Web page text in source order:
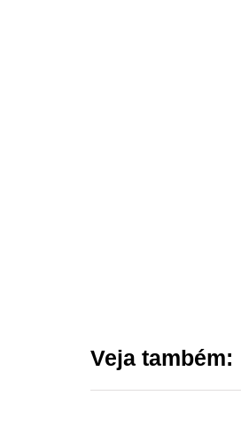
Veja também: